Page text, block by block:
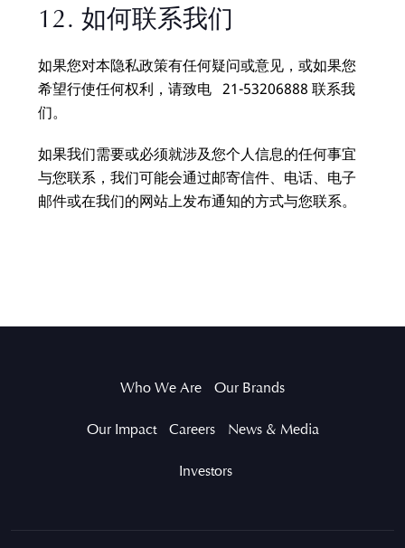
12. 如何联系我们
如果您对本隐私政策有任何疑问或意见，或如果您
希望行使任何权利，请致电 21-53206888 联系我
们。
如果我们需要或必须就涉及您个人信息的任何事宜
与您联系，我们可能会通过邮寄信件、电话、电子
邮件或在我们的网站上发布通知的方式与您联系。
Who We Are Our Brands
Our Impact Careers News & Media
Investors